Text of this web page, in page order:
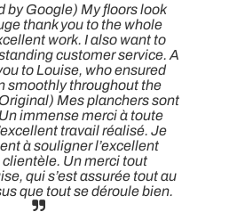
by Google) My floors look
thank you to the whole
work. I also want to
customer service. A
to Louise, who ensured
smoothly throughout the
Mes planchers sont
immense merci à toute
travail réalisé. Je
à souligner l’excellent
clientèle. Un merci tout
qui s’est assurée tout au
que tout se déroule bien.